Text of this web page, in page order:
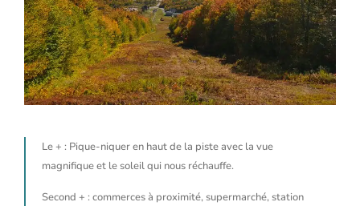
Le + : Pique-niquer en haut de la piste avec la vue
magnifique et le soleil qui nous réchauffe.
Second + : commerces à proximité, supermarché, station